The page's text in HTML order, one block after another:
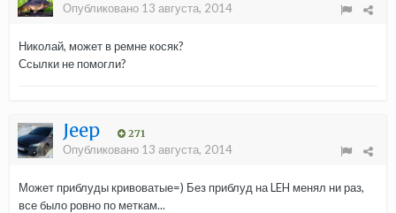
Опубликовано 13 августа, 2014
Николай, может в ремне косяк?
Ссылки не помогли?
Jeep 271
Опубликовано 13 августа, 2014
Может приблуды кривоватые=) Без приблуд на LEH менял ни раз,
все было ровно по меткам...